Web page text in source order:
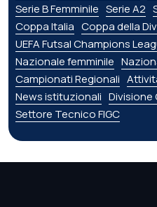
Serie B Femminile Serie A2
Coppa Italia Coppa della
UEFA Futsal Champions
Nazionale femminile
Campionati Regionali
News istituzionali Divisione
Settore Tecnico FIGC